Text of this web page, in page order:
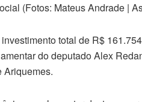
(Fotos: Mateus Andrade |
total de R$
do deputado Alex
Ariquemes.